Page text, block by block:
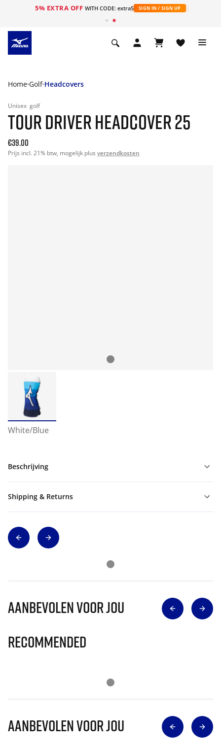
5% EXTRA OFF WITH CODE: extra5 SIGN IN / SIGN UP
Home Golf Headcovers
Unisex golf
TOUR DRIVER HEADCOVER 25
€39.00
Prijs incl. 21% btw, mogelijk plus verzendkosten
White/Blue
Beschrijving
Shipping & Returns
Aanbevolen voor jou
Recommended
Aanbevolen voor jou